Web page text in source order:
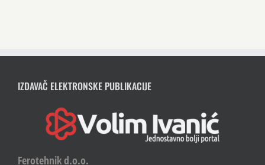
IZDAVAČ ELEKTRONSKE PUBLIKACIJE
Ferotehnik d.o.o.